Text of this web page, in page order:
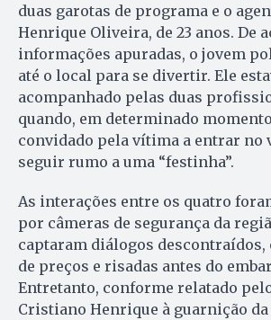
duas garotas de programa e o
Henrique Oliveira, de 23 anos. De
informações apuradas, o jovem
até o local para se divertir. Ele
acompanhado pelas duas
quando, em determinado
convidado pela vítima a entrar no
seguir rumo a uma “festinha”.
As interações entre os quatro
por câmeras de segurança da
captaram diálogos descontraídos,
de preços e risadas antes do
Entretanto, conforme relatado
Cristiano Henrique à guarnição